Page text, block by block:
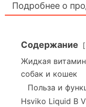
Подробнее о
Содержание
Жидкая
собак и кошек
Польза и
Hsviko Liquid B